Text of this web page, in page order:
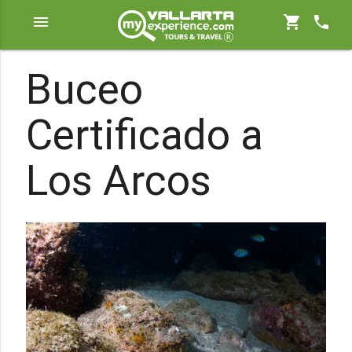
menu shopping_cart phone
Buceo
Certificado a
Los Arcos